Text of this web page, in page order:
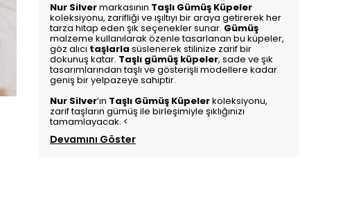
Nur Silvermarkasının Taşlı Gümüş Küpeler
koleksiyonu, zarifliği ve ışıltıyı bir araya getirerek her
tarza hitap eden şık seçenekler sunar. Gümüş
malzeme kullanılarak özenle tasarlanan bu küpeler,
göz alıcı taşlarla süslenerek stilinize zarif bir
dokunuş katar. Taşlı gümüş küpeler, sade ve şık
tasarımlarından taşlı ve gösterişli modellere kadar
geniş bir yelpazeye sahiptir.
Nur Silver’ın Taşlı Gümüş Küpelerkoleksiyonu,
zarif taşların gümüş ile birleşimiyle şıklığınızı
tamamlayacak. <
Devamını Göster